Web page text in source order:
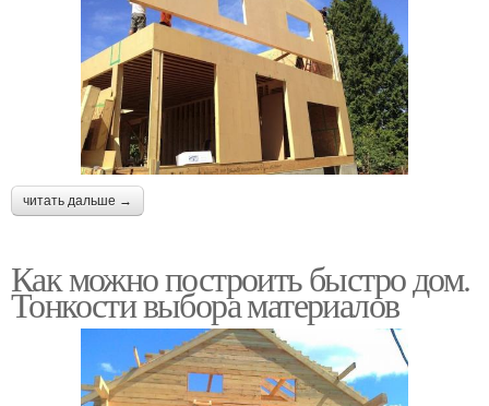
читать дальше →
Как можно построить быстро дом.
Тонкости выбора материалов